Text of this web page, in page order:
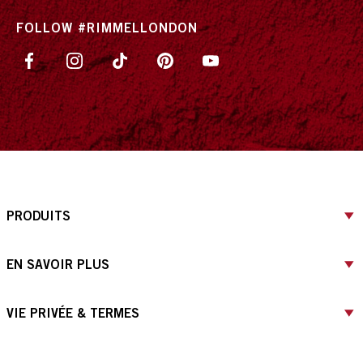
FOLLOW #RIMMELLONDON
PRODUITS
EN SAVOIR PLUS
VIE PRIVÉE & TERMES